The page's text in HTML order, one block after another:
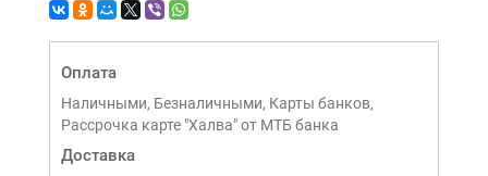
Оплата
Наличными, Безналичными, Карты банков,
Рассрочка карте "Халва" от МТБ банка
Доставка